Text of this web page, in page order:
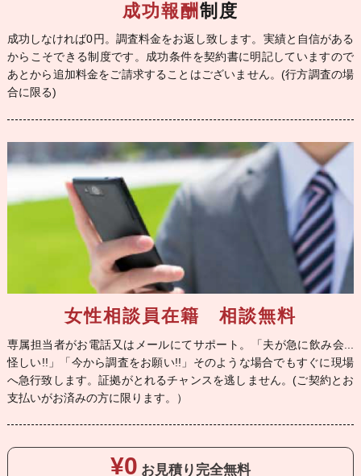
成功報酬制度
成功しなければ0円。調査料金をお返し致します。実績と自信がある
からこそできる制度です。成功条件を契約書に明記していますので
あとから追加料金をご請求することはございません。(行方調査の場
合に限る)
女性相談員在籍 相談無料
専属担当者がお電話又はメールにてサポート。「夫が急に飲み会...
怪しい!!」「今から調査をお願い!!」そのような場合でもすぐに現場
へ急行致します。証拠がとれるチャンスを逃しません。(ご契約とお
支払いがお済みの方に限ります。）
¥0 お見積り 完全無料